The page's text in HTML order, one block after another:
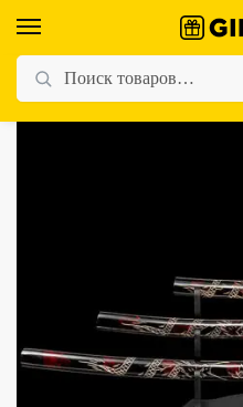
Главная Магазин / Катаны и мечи